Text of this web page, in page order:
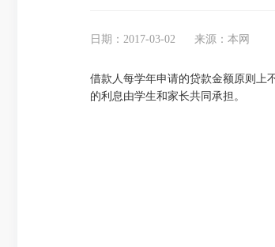
日期：2017-03-02 来源：本网
借款人每学年申请的贷款金额原则上
的利息由学生和家长共同承担。